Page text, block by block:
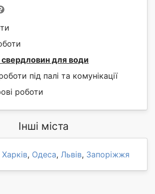
свердловин для води
під палі та комунікації
роботи
Інші міста
Харків, Одеса, Львів, Запоріжжя